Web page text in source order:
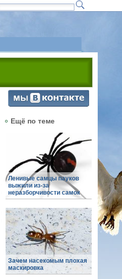
Ещё по теме
Ленивые самцы пауков
выжили из-за
неразборчивости самок
Зачем насекомым плохая
маскировка